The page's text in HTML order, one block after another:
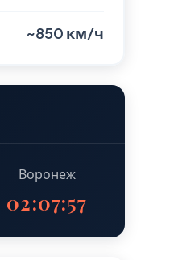
~850 км/ч
Воронеж
02:07:58